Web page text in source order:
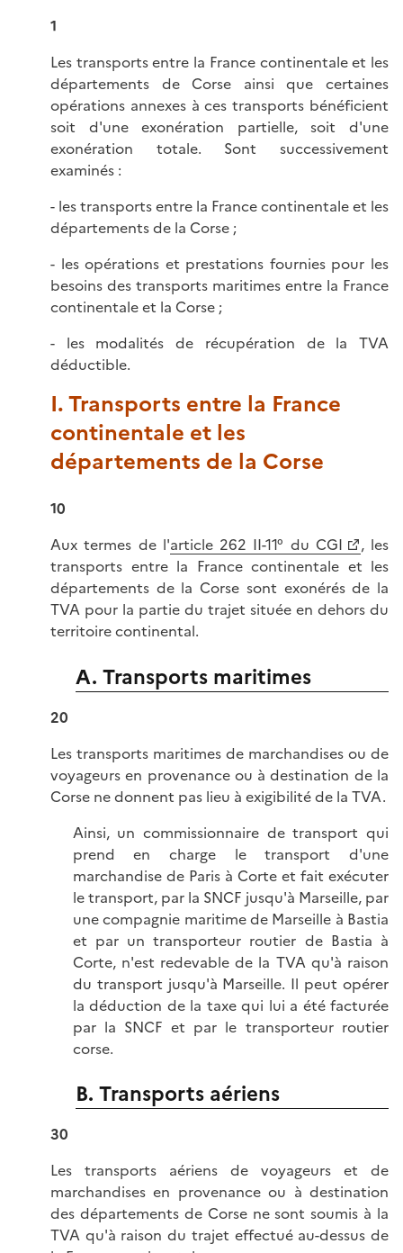
1
Les transports entre la France continentale et les
départements de Corse ainsi que certaines
opérations annexes à ces transports bénéficient
soit d'une exonération partielle, soit d'une
exonération totale. Sont successivement
examinés :
- les transports entre la France continentale et les
départements de la Corse ;
- les opérations et prestations fournies pour les
besoins des transports maritimes entre la France
continentale et la Corse ;
- les modalités de récupération de la TVA
déductible.
I. Transports entre la France
continentale et les
départements de la Corse
10
Aux termes de l'article 262 II-11° du CGI
, les
transports entre la France continentale et les
départements de la Corse sont exonérés de la
TVA pour la partie du trajet située en dehors du
territoire continental.
A. Transports maritimes
20
Les transports maritimes de marchandises ou de
voyageurs en provenance ou à destination de la
Corse ne donnent pas lieu à exigibilité de la TVA.
Ainsi, un commissionnaire de transport qui
prend en charge le transport d'une
marchandise de Paris à Corte et fait exécuter
le transport, par la SNCF jusqu'à Marseille, par
une compagnie maritime de Marseille à Bastia
et par un transporteur routier de Bastia à
Corte, n'est redevable de la TVA qu'à raison
du transport jusqu'à Marseille. Il peut opérer
la déduction de la taxe qui lui a été facturée
par la SNCF et par le transporteur routier
corse.
B. Transports aériens
30
Les transports aériens de voyageurs et de
marchandises en provenance ou à destination
des départements de Corse ne sont soumis à la
TVA qu'à raison du trajet effectué au-dessus de